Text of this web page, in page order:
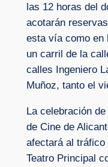
las 12 horas del
acotarán
esta vía como en
un carril de la
calles Ingeniero
Muñoz, tanto el
La celebración
de Cine de
afectará al tráfico
Teatro Principal